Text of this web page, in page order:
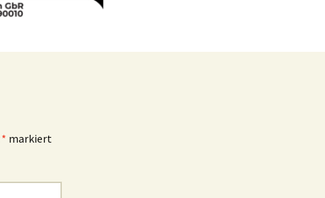
* markiert